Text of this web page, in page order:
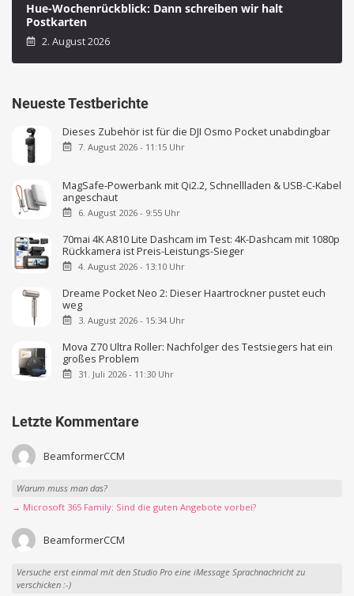
Hue-Wochenrückblick: Dann schreiben wir halt
Postkarten
2. August 2026
Neueste Testberichte
Dieses Zubehör ist für die DJI Osmo Pocket unabdingbar
7. August 2026 - 11:15 Uhr
MagSafe-Powerbank mit Qi2.2, Schnellladen & USB-C-Kabel
angeschaut
6. August 2026 - 9:55 Uhr
70mai 4K A810 Lite Dashcam im Test: 4K-Dashcam mit 1080p
Rückkamera ist Preis-Leistungs-Sieger
4. August 2026 - 13:10 Uhr
Dreame Pocket Neo 2: Dieser Haartrockner pustet euch
weg
3. August 2026 - 15:34 Uhr
Mova Z70 Ultra Roller: Nachfolger des Testsiegers hat ein
großes Problem
31. Juli 2026 - 11:30 Uhr
Letzte Kommentare
BeamformerCCM
Warum muss man das?
→ Microsoft 365 Family: Sind die guten Angebote vorbei?
BeamformerCCM
Versuche erst einmal mit den Studio Pro eine iMessage Sprachnachricht zu
verschicken :-)